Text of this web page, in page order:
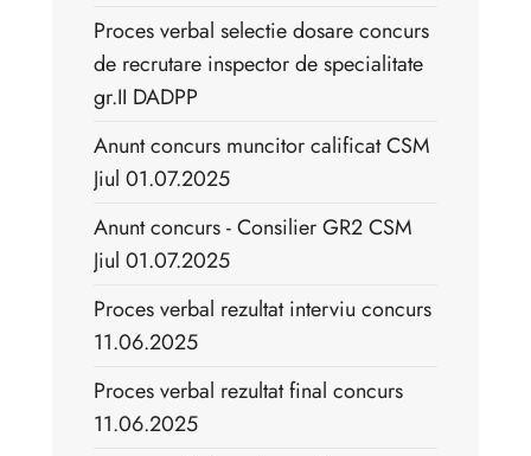
Proces verbal selectie dosare concurs
de recrutare inspector de specialitate
gr.II DADPP
Anunt concurs muncitor calificat CSM
Jiul 01.07.2025
Anunt concurs - Consilier GR2 CSM
Jiul 01.07.2025
Proces verbal rezultat interviu concurs
11.06.2025
Proces verbal rezultat final concurs
11.06.2025